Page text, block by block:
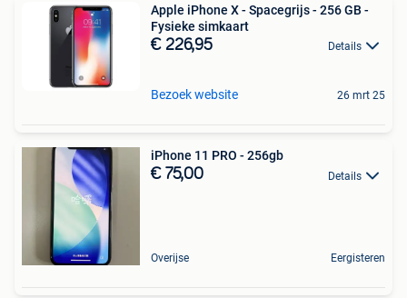
Apple iPhone X - Spacegrijs - 256 GB -
Fysieke simkaart
€ 226,95 Details
Bezoek website 26 mrt 25
iPhone 11 PRO - 256gb
€ 75,00 Details
Overijse Eergisteren